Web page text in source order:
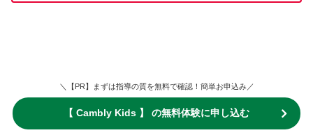
＼【PR】まずは指導の質を無料で確認！簡単お申込み／
【 Cambly Kids 】 の無料体験に申し込む